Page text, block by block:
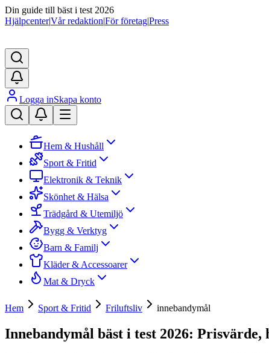
Din guide till bäst i test 2026
Hjälpcenter|Vår redaktion|För företag|Press
Logga inSkapa konto
Hem & Hushåll
Sport & Fritid
Elektronik & Teknik
Skönhet & Hälsa
Trädgård & Utemiljö
Bygg & Verktyg
Barn & Familj
Kläder & Accessoarer
Mat & Dryck
Hem Sport & Fritid Friluftsliv innebandymål
Innebandymål bäst i test 2026: